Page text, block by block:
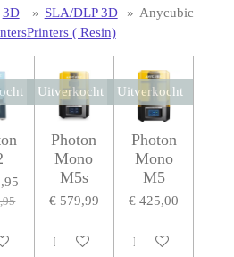
3D
» SLA/DLP 3D
Printers ( Resin)
» Anycubic
mij op de hoogte
Uitverkocht
Photon
Mono
M5s
€ 579,99
Houd mij op de hoogte
Uitverkocht
Photon
Mono
M5
€ 425,00
Houd mij op de